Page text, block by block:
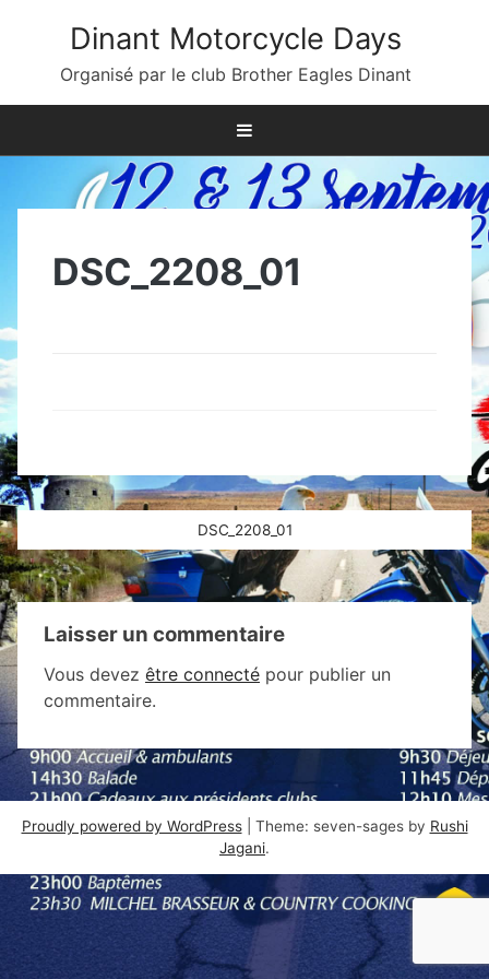
Dinant Motorcycle Days
Organisé par le club Brother Eagles Dinant
DSC_2208_01
Navigation
de
l’article
DSC_2208_01
Laisser un commentaire
Vous devez être connecté pour publier un
commentaire.
Proudly powered by WordPress Theme: seven-sages by Rushi
Jagani.